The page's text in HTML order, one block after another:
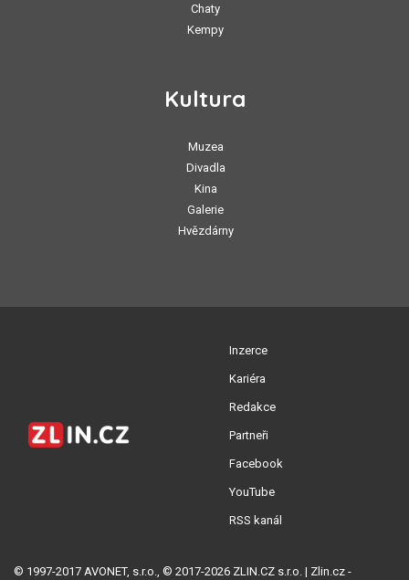
Chaty
Kempy
Kultura
Muzea
Divadla
Kina
Galerie
Hvězdárny
Inzerce
Kariéra
Redakce
Partneři
Facebook
YouTube
RSS kanál
© 1997-2017 AVONET, s.r.o., © 2017-2026 ZLIN.CZ s.r.o. | Zlin.cz -